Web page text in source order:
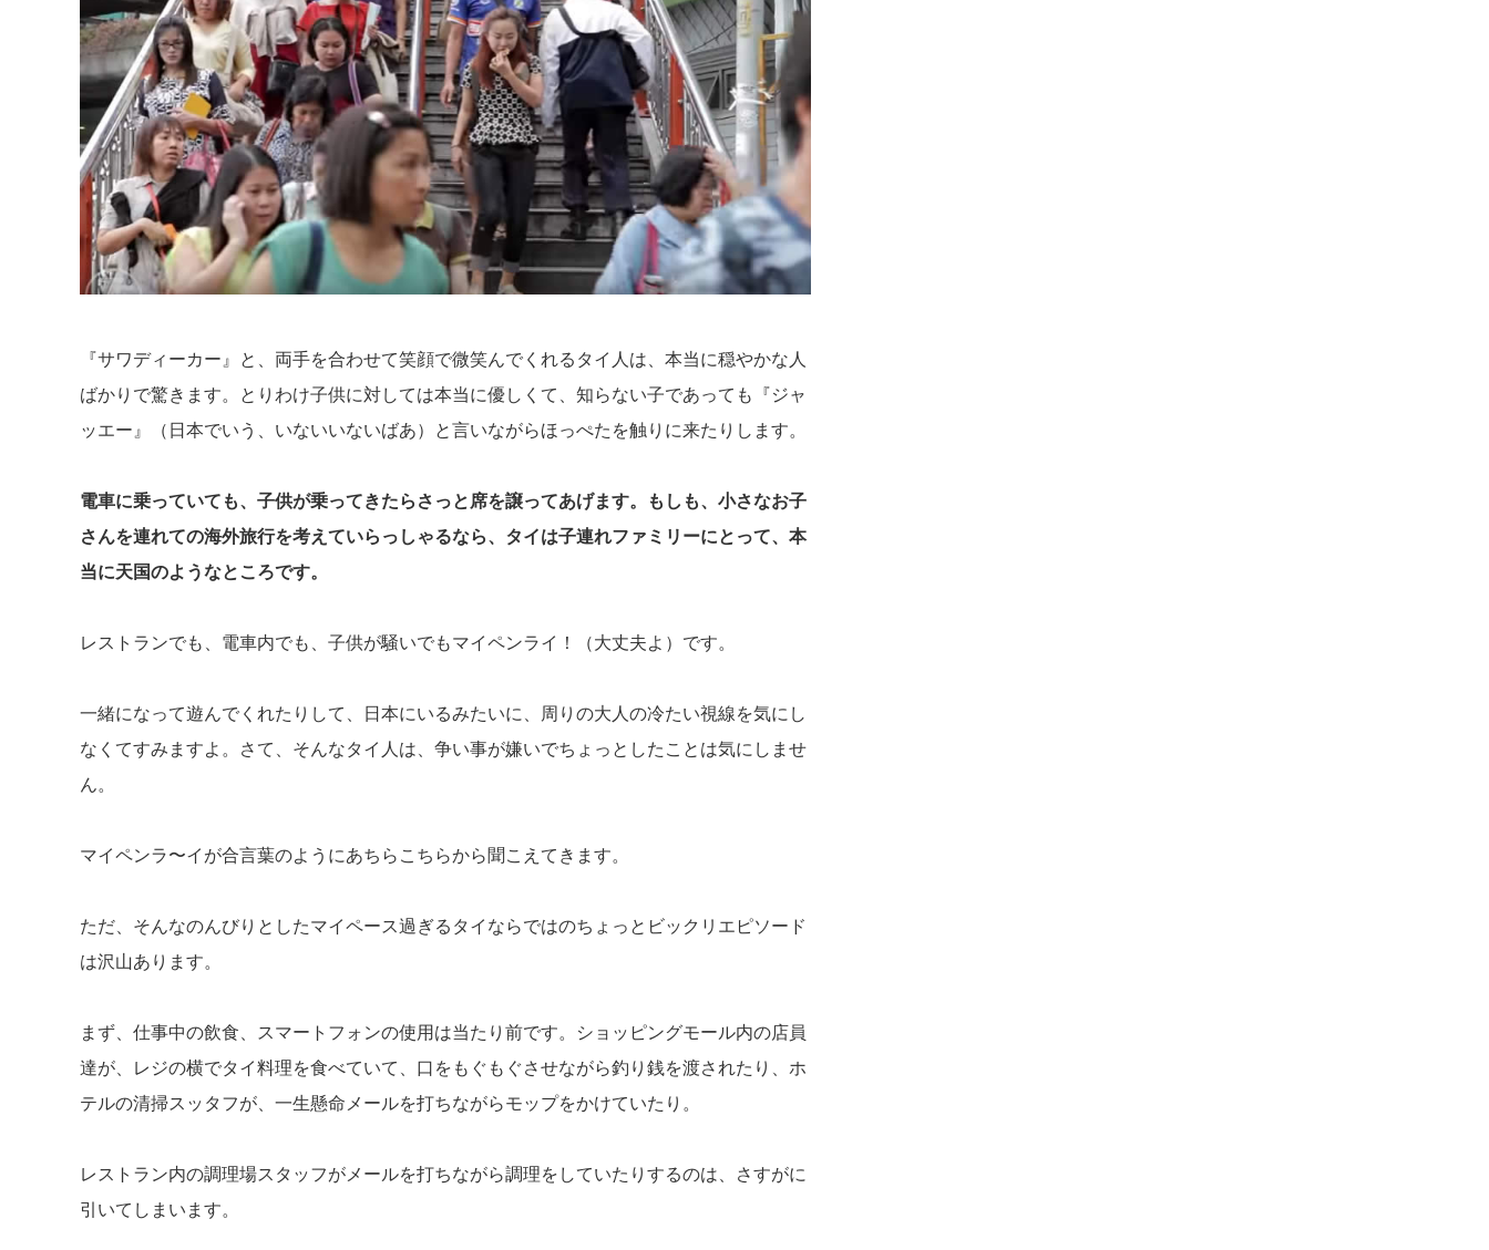
『サワディーカー』と、両手を合わせて笑顔で微笑んでくれるタイ人は、本当に穏やかな人
ばかりで驚きます。とりわけ子供に対しては本当に優しくて、知らない子であっても『ジャ
ッエー』（日本でいう、いないいないばあ）と言いながらほっぺたを触りに来たりします。
電車に乗っていても、子供が乗ってきたらさっと席を譲ってあげます。もしも、小さなお子
さんを連れての海外旅行を考えていらっしゃるなら、タイは子連れファミリーにとって、本
当に天国のようなところです。
レストランでも、電車内でも、子供が騒いでもマイペンライ！（大丈夫よ）です。
一緒になって遊んでくれたりして、日本にいるみたいに、周りの大人の冷たい視線を気にし
なくてすみますよ。さて、そんなタイ人は、争い事が嫌いでちょっとしたことは気にしませ
ん。
マイペンラ〜イが合言葉のようにあちらこちらから聞こえてきます。
ただ、そんなのんびりとしたマイペース過ぎるタイならではのちょっとビックリエピソード
は沢山あります。
まず、仕事中の飲食、スマートフォンの使用は当たり前です。ショッピングモール内の店員
達が、レジの横でタイ料理を食べていて、口をもぐもぐさせながら釣り銭を渡されたり、ホ
テルの清掃スッタフが、一生懸命メールを打ちながらモップをかけていたり。
レストラン内の調理場スタッフがメールを打ちながら調理をしていたりするのは、さすがに
引いてしまいます。